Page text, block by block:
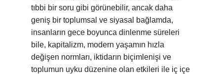
tıbbi bir soru gibi görünebilir, ancak daha
geniş bir toplumsal ve siyasal bağlamda,
insanların gece boyunca dinlenme süreleri
bile, kapitalizm, modern yaşamın hızla
değişen normları, iktidarın biçimlenişi ve
toplumun uyku düzenine olan etkileri ile iç içe